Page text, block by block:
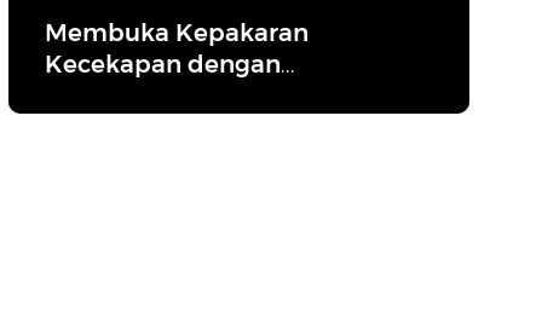
Membuka Kepakaran
Kecekapan dengan